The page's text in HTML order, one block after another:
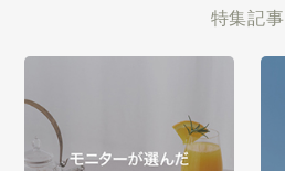
特集記事